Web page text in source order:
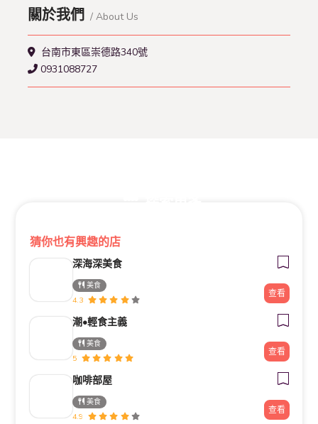
關於我們 / About Us
台南市東區崇德路340號
0931088727
猜你也有興趣的店
深海深美食
美食
4.3
查看
潮•輕食主義
美食
5
查看
咖啡部屋
美食
4.9
查看